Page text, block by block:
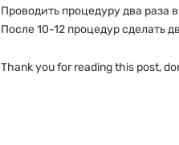
Проводить процедуру два раза
После 10-12 процедур сделать
Thank you for reading this post,